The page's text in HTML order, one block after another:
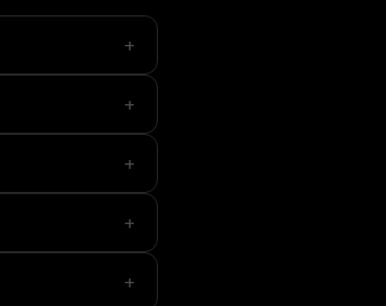
+
+
+
+
+